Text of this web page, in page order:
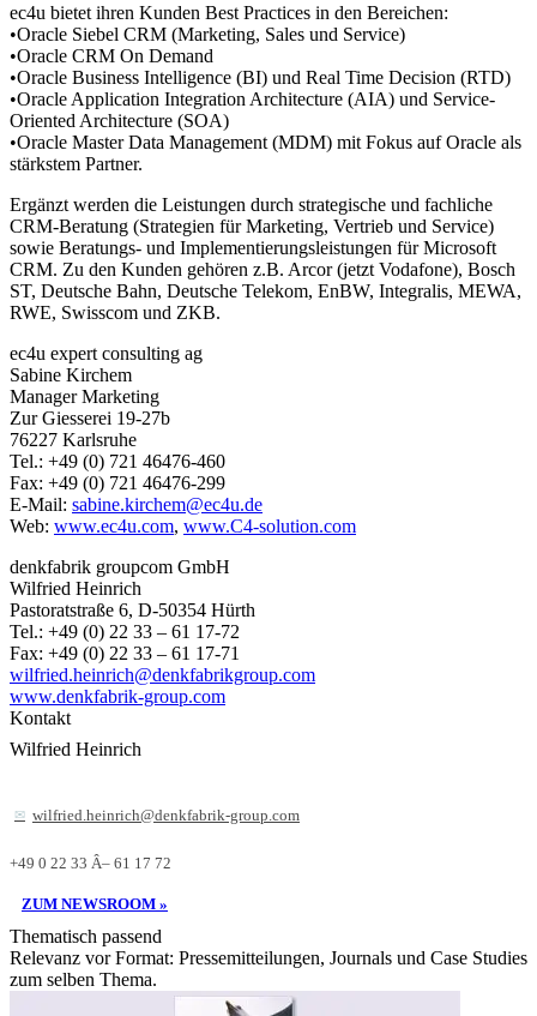
ec4u bietet ihren Kunden Best Practices in den Bereichen:
•Oracle Siebel CRM (Marketing, Sales und Service)
•Oracle CRM On Demand
•Oracle Business Intelligence (BI) und Real Time Decision (RTD)
•Oracle Application Integration Architecture (AIA) und Service-
Oriented Architecture (SOA)
•Oracle Master Data Management (MDM) mit Fokus auf Oracle als
stärkstem Partner.
Ergänzt werden die Leistungen durch strategische und fachliche
CRM-Beratung (Strategien für Marketing, Vertrieb und Service)
sowie Beratungs- und Implementierungsleistungen für Microsoft
CRM. Zu den Kunden gehören z.B. Arcor (jetzt Vodafone), Bosch
ST, Deutsche Bahn, Deutsche Telekom, EnBW, Integralis, MEWA,
RWE, Swisscom und ZKB.
ec4u expert consulting ag
Sabine Kirchem
Manager Marketing
Zur Giesserei 19-27b
76227 Karlsruhe
Tel.: +49 (0) 721 46476-460
Fax: +49 (0) 721 46476-299
E-Mail: sabine.kirchem@ec4u.de
Web: www.ec4u.com, www.C4-solution.com
denkfabrik groupcom GmbH
Wilfried Heinrich
Pastoratstraße 6, D-50354 Hürth
Tel.: +49 (0) 22 33 – 61 17-72
Fax: +49 (0) 22 33 – 61 17-71
wilfried.heinrich@denkfabrikgroup.com
www.denkfabrik-group.com
Kontakt
Wilfried Heinrich
wilfried.heinrich@denkfabrik-group.com
+49 0 22 33 Â– 61 17 72
ZUM NEWSROOM »
Thematisch passend
Relevanz vor Format: Pressemitteilungen, Journals und Case Studies
zum selben Thema.